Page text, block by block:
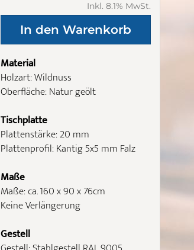
Inkl. 8.1% MwSt.
Material
Holzart: Wildnuss
Oberfläche: Natur geölt
Tischplatte
Plattenstärke: 20 mm
Plattenprofil: Kantig 5x5 mm Falz
Maße
Maße: ca. 160 x 90 x 76cm
Keine Verlängerung
Gestell